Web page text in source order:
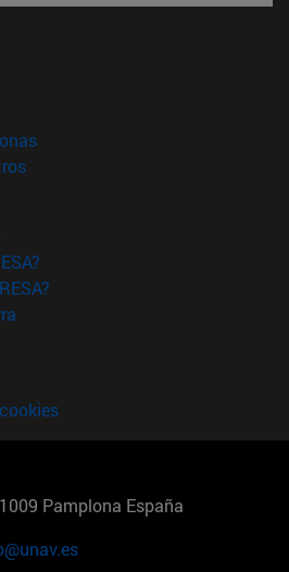
ventana)
(abre en nueva ventana)
(abre en nueva ventana)
Pamplona España